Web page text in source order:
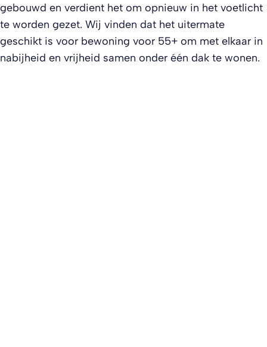
gebouwd en verdient het om opnieuw in het voetlicht
te worden gezet. Wij vinden dat het uitermate
geschikt is voor bewoning voor 55+ om met elkaar in
nabijheid en vrijheid samen onder één dak te wonen.